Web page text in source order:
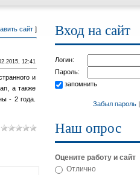
сайт ]
12:41
и
а также
- 2 года.
Вход на сайт
Логин:
Пароль:
запомнить
Забыл пароль|
Наш опрос
Оцените работу и сайт
Отлично